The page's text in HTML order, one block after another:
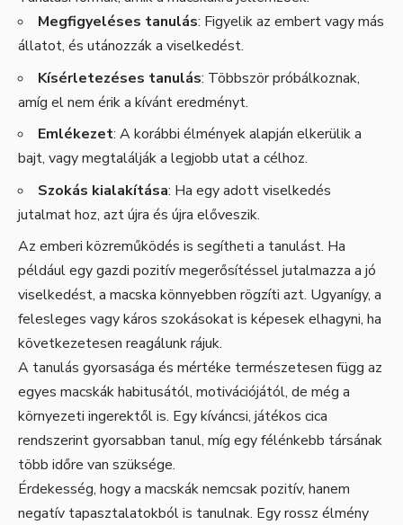
Megfigyeléses tanulás: Figyelik az embert vagy más
állatot, és utánozzák a viselkedést.
Kísérletezéses tanulás: Többször próbálkoznak,
amíg el nem érik a kívánt eredményt.
Emlékezet: A korábbi élmények alapján elkerülik a
bajt, vagy megtalálják a legjobb utat a célhoz.
Szokás kialakítása: Ha egy adott viselkedés
jutalmat hoz, azt újra és újra előveszik.
Az emberi közreműködés is segítheti a tanulást. Ha
például egy gazdi pozitív megerősítéssel jutalmazza a jó
viselkedést, a macska könnyebben rögzíti azt. Ugyanígy, a
felesleges vagy káros szokásokat is képesek elhagyni, ha
következetesen reagálunk rájuk.
A tanulás gyorsasága és mértéke természetesen függ az
egyes macskák habitusától, motivációjától, de még a
környezeti ingerektől is. Egy kíváncsi, játékos cica
rendszerint gyorsabban tanul, míg egy félénkebb társának
több időre van szüksége.
Érdekesség, hogy a macskák nemcsak pozitív, hanem
negatív tapasztalatokból is tanulnak. Egy rossz élmény